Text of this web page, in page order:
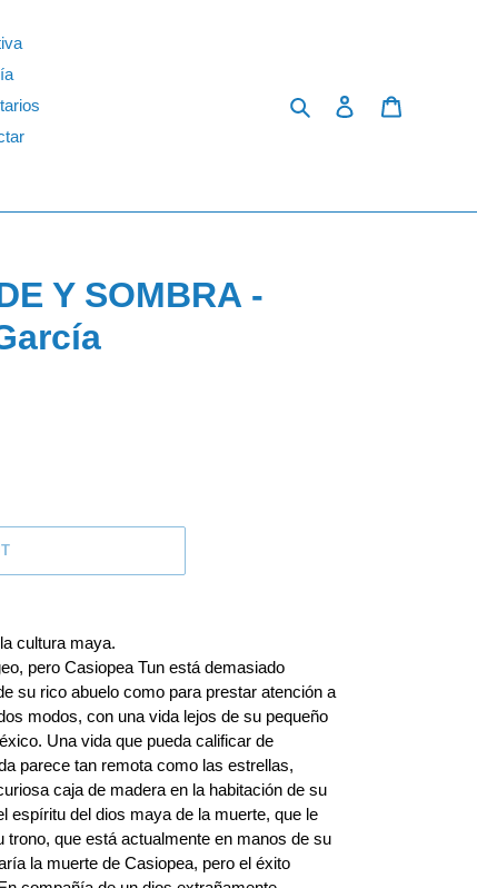
Search Log in
Y SOMBRA -
cultura maya.
pero Casiopea Tun está demasiado
su rico abuelo como para prestar atención a
modos, con una vida lejos de su pequeño
Una vida que pueda calificar de
parece tan remota como las estrellas,
caja de madera en la habitación de su
espíritu del dios maya de la muerte, que le
trono, que está actualmente en manos de su
la muerte de Casiopea, pero el éxito